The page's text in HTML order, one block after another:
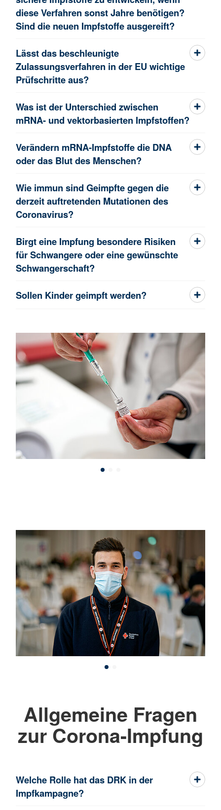
diese Verfahren sonst Jahre benötigen?
Sind die neuen Impfstoffe ausgereift?
Lässt das beschleunigte
Zulassungsverfahren in der EU wichtige
Prüfschritte aus?
Was ist der Unterschied zwischen
mRNA- und vektorbasierten Impfstoffen?
Verändern mRNA-Impfstoffe die DNA
oder das Blut des Menschen?
Wie immun sind Geimpfte gegen die
derzeit auftretenden Mutationen des
Coronavirus?
Birgt eine Impfung besondere Risiken
für Schwangere oder eine gewünschte
Schwangerschaft?
Sollen Kinder geimpft werden?
Allgemeine Fragen
zur Corona-Impfung
Welche Rolle hat das DRK in der
Impfkampagne?